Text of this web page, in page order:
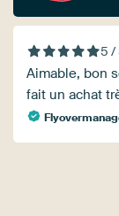
5 /
Aimable, bon
fait un achat